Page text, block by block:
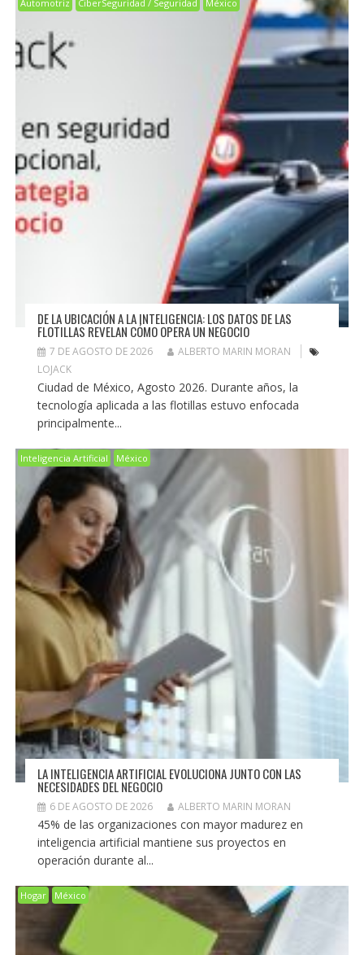
Automotriz CiberSeguridad / Seguridad México
DE LA UBICACIÓN A LA INTELIGENCIA: LOS DATOS DE LAS
FLOTILLAS REVELAN CÓMO OPERA UN NEGOCIO
7 DE AGOSTO DE 2026
ALBERTO MARIN MORAN
LOJACK
Ciudad de México, Agosto 2026. Durante años, la
tecnología aplicada a las flotillas estuvo enfocada
principalmente...
Inteligencia Artificial México
LA INTELIGENCIA ARTIFICIAL EVOLUCIONA JUNTO CON LAS
NECESIDADES DEL NEGOCIO
6 DE AGOSTO DE 2026 ALBERTO MARIN MORAN
45% de las organizaciones con mayor madurez en
inteligencia artificial mantiene sus proyectos en
operación durante al...
Hogar México